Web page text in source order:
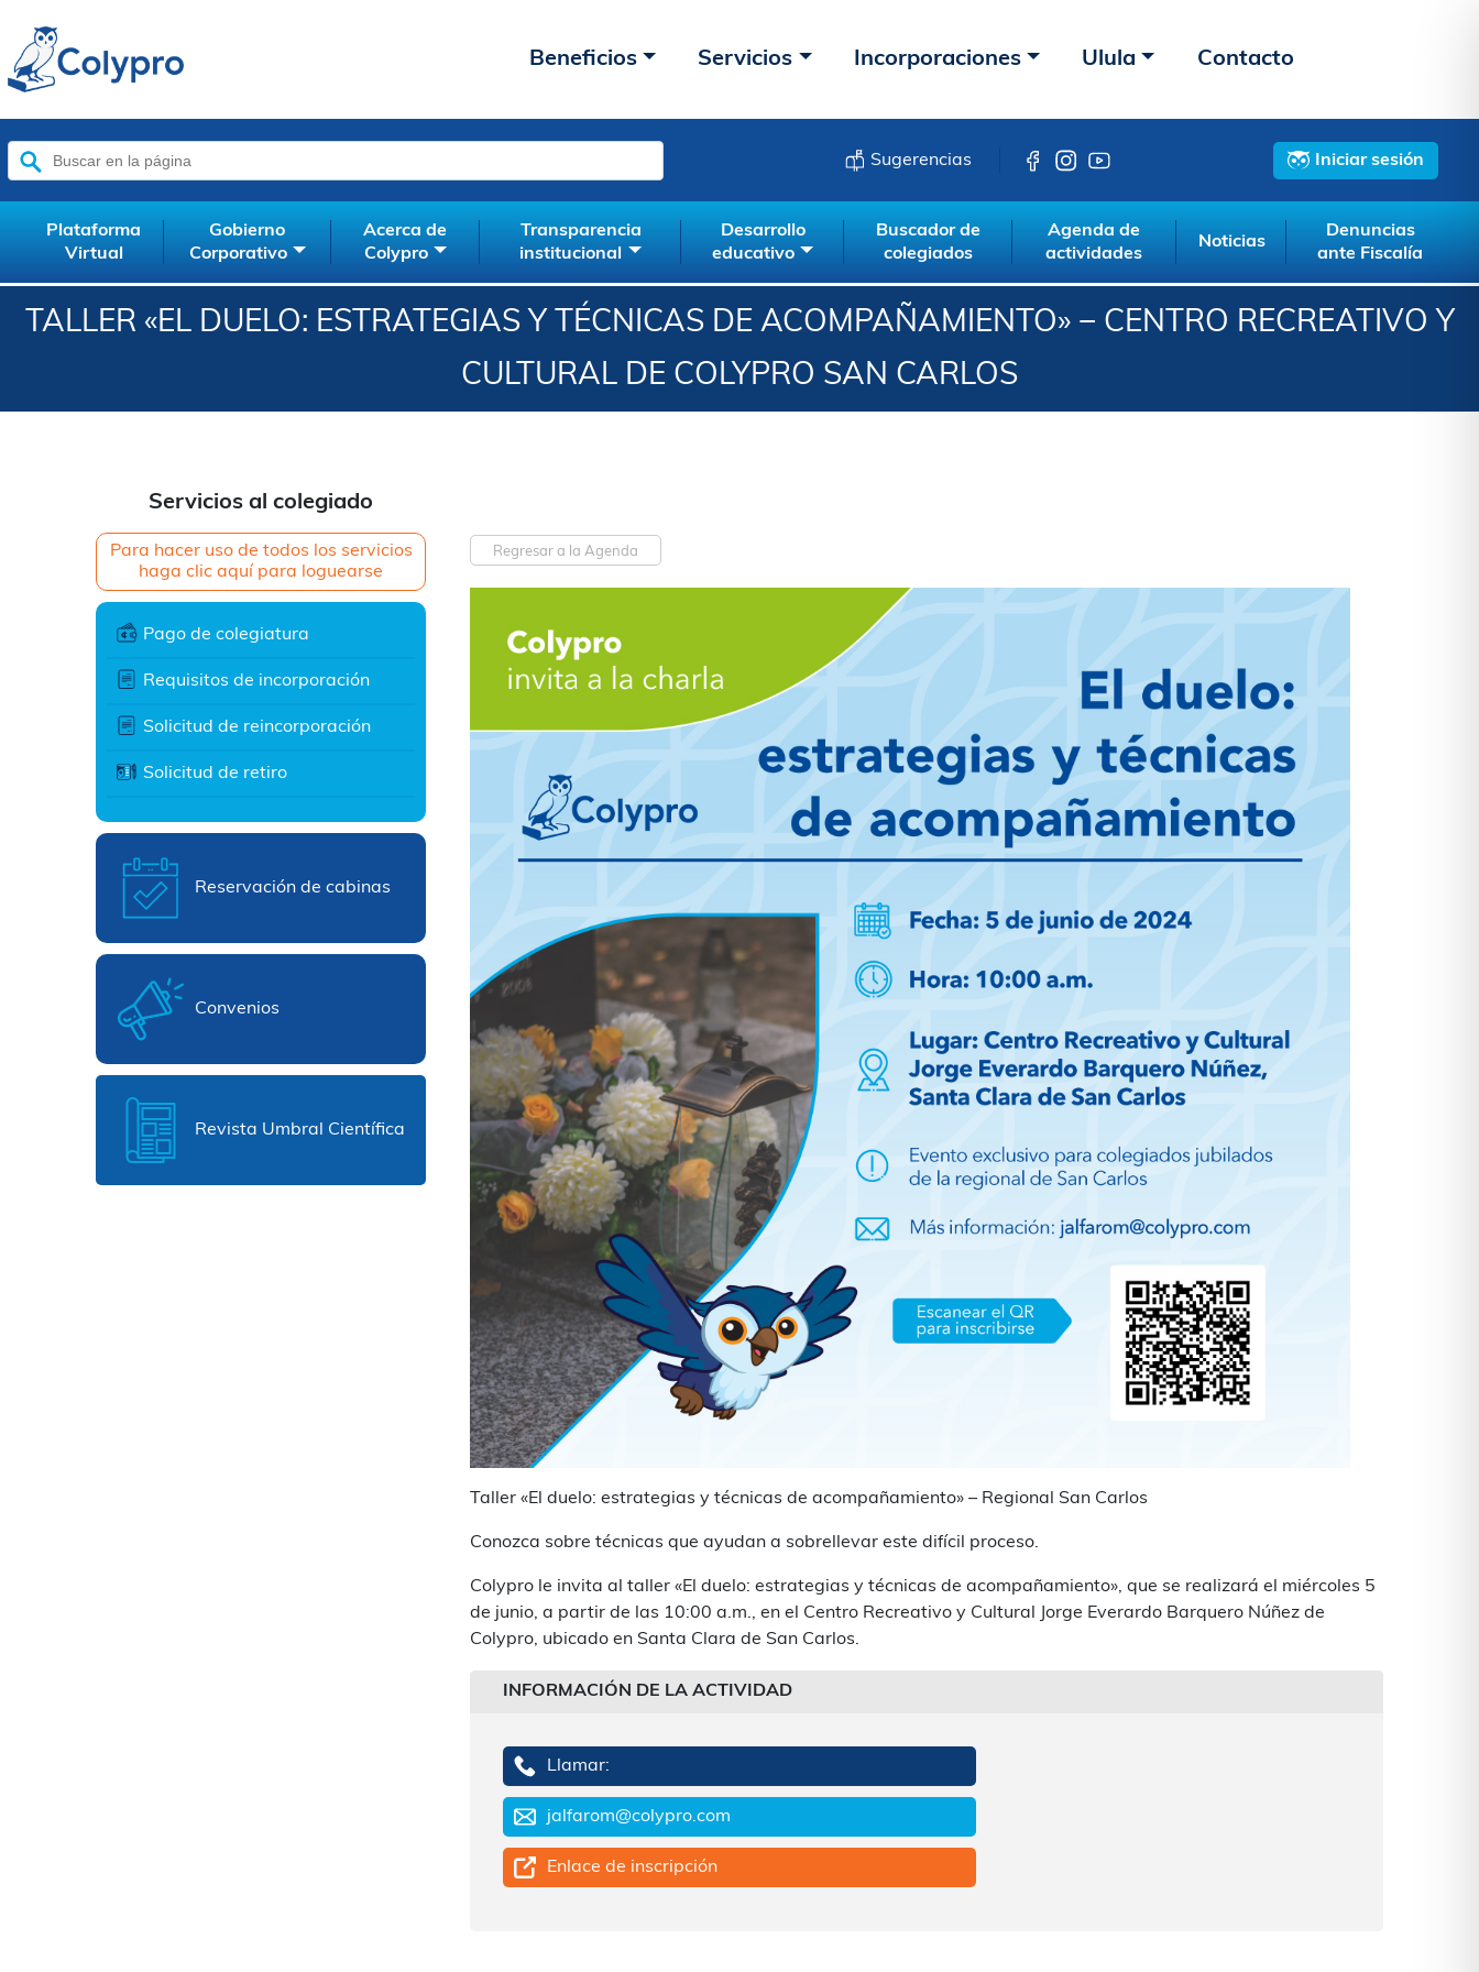
Beneficios Servicios Incorporaciones Ulula Contacto
Buscar:
Sugerencias Iniciar sesión
Plataforma
Virtual
Gobierno
Corporativo
Acerca de
Colypro
Transparencia
institucional
Desarrollo
educativo
Buscador de
colegiados
Agenda de
actividades
Noticias
Denuncias
ante Fiscalía
TALLER «EL DUELO: ESTRATEGIAS Y TÉCNICAS DE ACOMPAÑAMIENTO» − CENTRO RECREATIVO Y
CULTURAL DE COLYPRO SAN CARLOS
Servicios al colegiado
Para hacer uso de todos los servicios
haga clic aquí para loguearse
Pago de colegiatura
Requisitos de incorporación
Solicitud de reincorporación
Solicitud de retiro
Reservación de cabinas
Convenios
Revista Umbral Científica
Regresar a la Agenda
Taller «El duelo: estrategias y técnicas de acompañamiento» – Regional San Carlos
Conozca sobre técnicas que ayudan a sobrellevar este difícil proceso.
Colypro le invita al taller «El duelo: estrategias y técnicas de acompañamiento», que se realizará el miércoles 5
de junio, a partir de las 10:00 a.m., en el Centro Recreativo y Cultural Jorge Everardo Barquero Núñez de
Colypro, ubicado en Santa Clara de San Carlos.
INFORMACIÓN DE LA ACTIVIDAD
Llamar:
jalfarom@colypro.com
Enlace de inscripción